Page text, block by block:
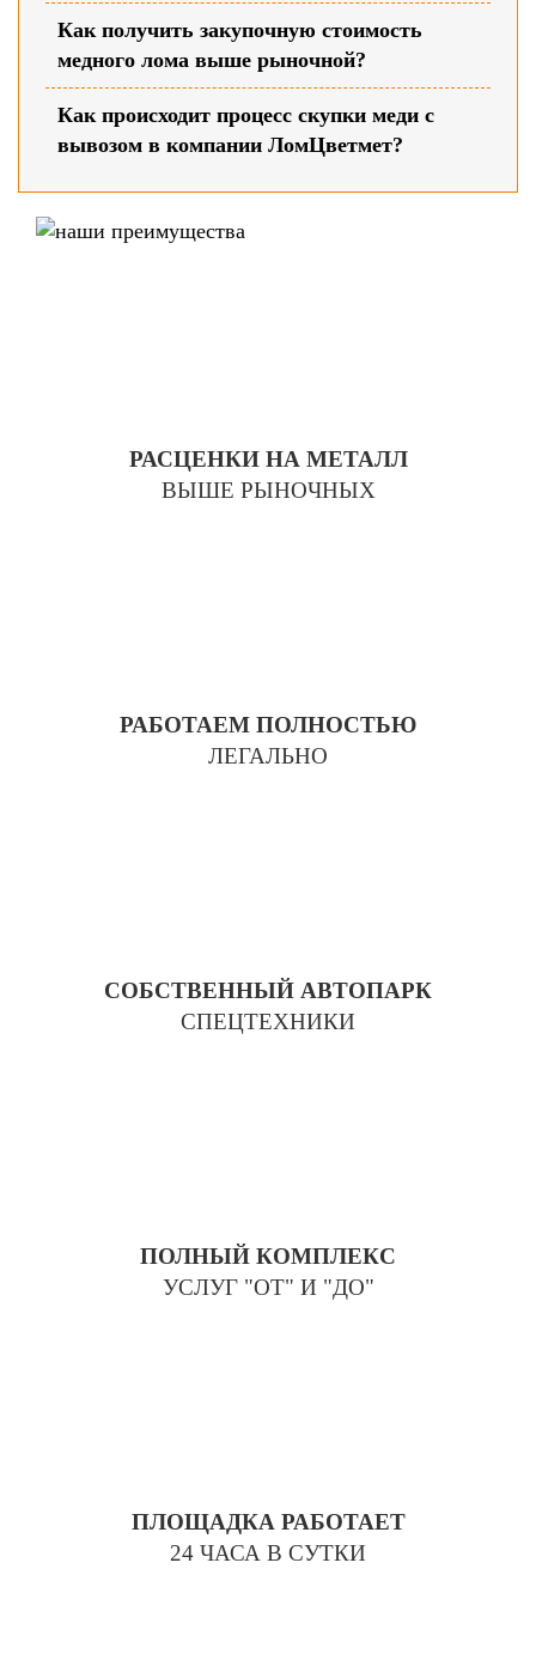
Как получить закупочную стоимость
медного лома выше рыночной?
Как происходит процесс скупки меди с
вывозом в компании ЛомЦветмет?
РАСЦЕНКИ НА МЕТАЛЛ
ВЫШЕ РЫНОЧНЫХ
РАБОТАЕМ ПОЛНОСТЬЮ
ЛЕГАЛЬНО
СОБСТВЕННЫЙ АВТОПАРК
СПЕЦТЕХНИКИ
ПОЛНЫЙ КОМПЛЕКС
УСЛУГ "ОТ" И "ДО"
ПЛОЩАДКА РАБОТАЕТ
24 ЧАСА В СУТКИ